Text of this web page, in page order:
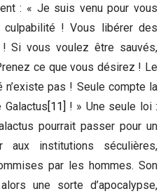
: « Je suis venu pour vous
culpabilité ! Vous libérer des
Si vous voulez être sauvés,
ce que vous désirez ! Le
n’existe pas ! Seule compte la
[11]
! » Une seule loi :
pourrait passer pour un
aux institutions séculières,
par les hommes. Son
une sorte d’apocalypse,